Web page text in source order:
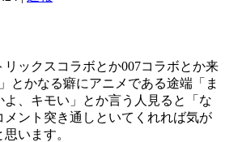
ックスコラボとか007コラボとか来
とかなる癖にアニメである途端「ま
よ、キモい」とか言う人見ると「な
メント突き通しといてくれれば気が
います。